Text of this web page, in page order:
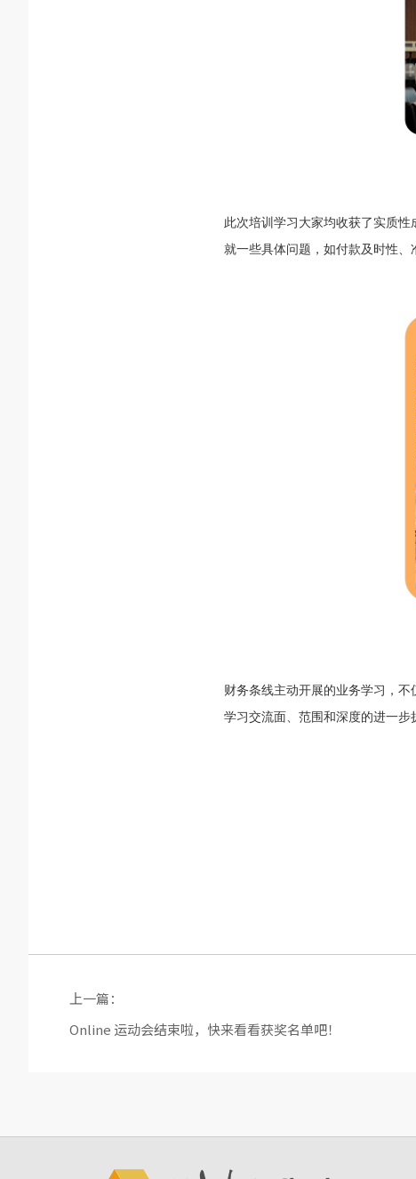
此次培训学习大家均收获了实质
就一些具体问题，如付款及时性、
财务条线主动开展的业务学习，
学习交流面、范围和深度的进一步
上一篇：
Online 运动会结束啦，快来看看获奖名单吧！